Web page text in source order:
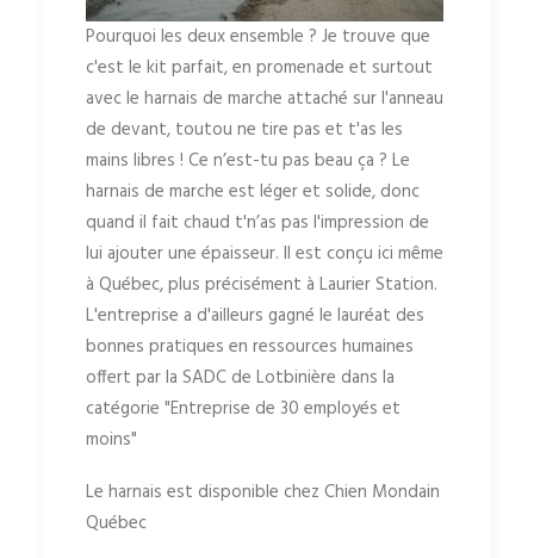
Pourquoi les deux ensemble ? Je trouve que
c'est le kit parfait, en promenade et surtout
avec le harnais de marche attaché sur l'anneau
de devant, toutou ne tire pas et t'as les
mains libres ! Ce n’est-tu pas beau ça ? Le
harnais de marche est léger et solide, donc
quand il fait chaud t'n’as pas l'impression de
lui ajouter une épaisseur. Il est conçu ici même
à Québec, plus précisément à Laurier Station.
L'entreprise a d'ailleurs gagné le lauréat des
bonnes pratiques en ressources humaines
offert par la SADC de Lotbinière dans la
catégorie "Entreprise de 30 employés et
moins"
Le harnais est disponible chez Chien Mondain
Québec